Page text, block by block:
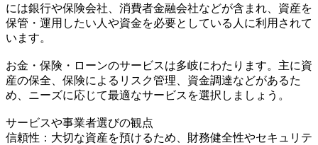
には銀行や保険会社、消費者金融会社などが含まれ、資産を
保管・運用したい人や資金を必要としている人に利用されて
います。
お金・保険・ローンのサービスは多岐にわたります。主に資
産の保全、保険によるリスク管理、資金調達などがあるた
め、ニーズに応じて最適なサービスを選択しましょう。
サービスや事業者選びの観点
信頼性：大切な資産を預けるため、財務健全性やセキュリテ